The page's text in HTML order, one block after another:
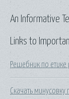
Links to
Решебник по
Скачать
An Informative